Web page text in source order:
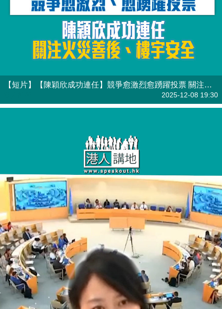
【短片】【陳穎欣成功連任】競爭愈激烈愈踴躍投票 關注火災善後、樓宇安全
2025-12-08 19:30